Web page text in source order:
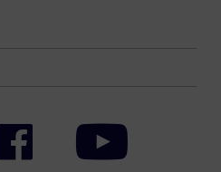
Facebook YouTube